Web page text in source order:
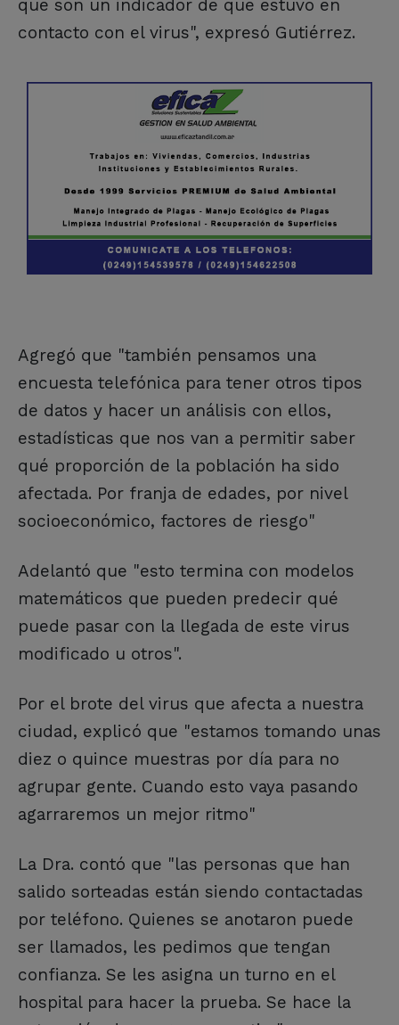
que son un indicador de que estuvo en
contacto con el virus", expresó Gutiérrez.
Agregó que "también pensamos una
encuesta telefónica para tener otros tipos
de datos y hacer un análisis con ellos,
estadísticas que nos van a permitir saber
qué proporción de la población ha sido
afectada. Por franja de edades, por nivel
socioeconómico, factores de riesgo"
Adelantó que "esto termina con modelos
matemáticos que pueden predecir qué
puede pasar con la llegada de este virus
modificado u otros".
Por el brote del virus que afecta a nuestra
ciudad, explicó que "estamos tomando unas
diez o quince muestras por día para no
agrupar gente. Cuando esto vaya pasando
agarraremos un mejor ritmo"
La Dra. contó que "las personas que han
salido sorteadas están siendo contactadas
por teléfono. Quienes se anotaron puede
ser llamados, les pedimos que tengan
confianza. Se les asigna un turno en el
hospital para hacer la prueba. Se hace la